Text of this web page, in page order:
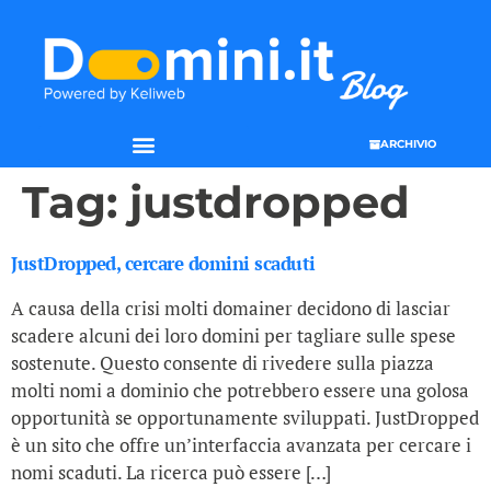
ARCHIVIO
Tag: justdropped
JustDropped, cercare domini scaduti
A causa della crisi molti domainer decidono di lasciar
scadere alcuni dei loro domini per tagliare sulle spese
sostenute. Questo consente di rivedere sulla piazza
molti nomi a dominio che potrebbero essere una golosa
opportunità se opportunamente sviluppati. JustDropped
è un sito che offre un’interfaccia avanzata per cercare i
nomi scaduti. La ricerca può essere […]